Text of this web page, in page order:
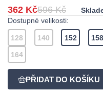
362 Kč596 Kč
Dostupné velikosti:
128 140 152 158
164